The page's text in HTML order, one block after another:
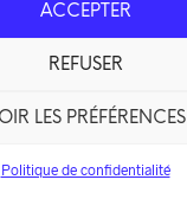
ACCEPTER
REFUSER
LES PRÉFÉRENCES
Politique de confidentialité